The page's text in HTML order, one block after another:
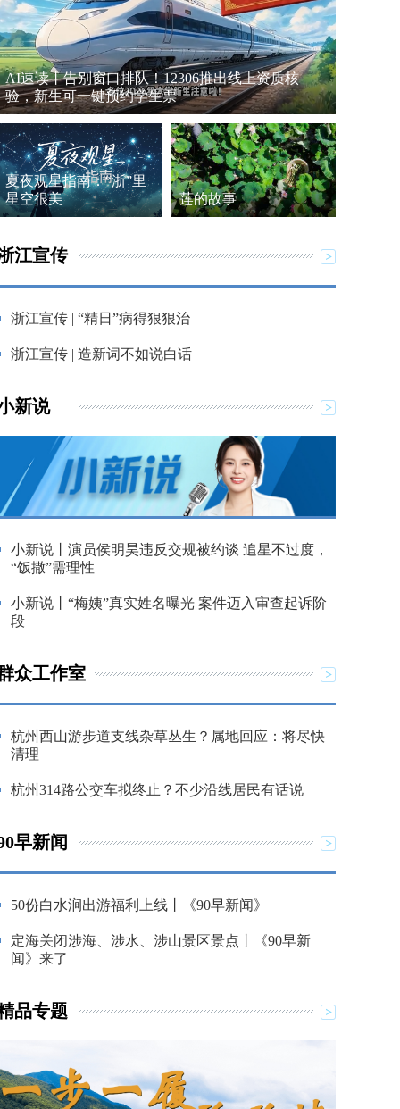
AI速读丨告别窗口排队！12306推出线上资质核
验，新生可一键预约学生票
夏夜观星指南：“浙”里
星空很美
莲的故事
江宣传
浙江宣传 | “精日”病得狠狠治
浙江宣传 | 造新词不如说白话
新说
小新说丨演员侯明昊违反交规被约谈 追星不过度，
“饭撒”需理性
小新说丨“梅姨”真实姓名曝光 案件迈入审查起诉阶
段
众工作室
杭州西山游步道支线杂草丛生？属地回应：将尽快
清理
杭州314路公交车拟终止？不少沿线居民有话说
早新闻
50份白水涧出游福利上线丨《90早新闻》
定海关闭涉海、涉水、涉山景区景点丨《90早新
闻》来了
品专题